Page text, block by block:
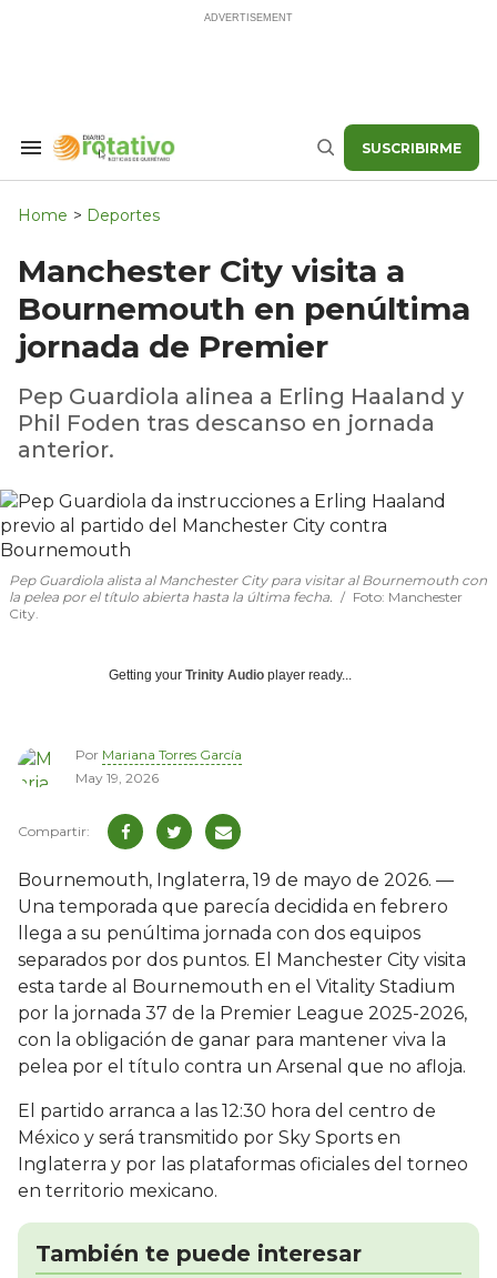
Search
Navigation
Buscar SUSCRIBIRME
Home > Deportes
Manchester City visita a
Bournemouth en penúltima
jornada de Premier
Pep Guardiola alinea a Erling Haaland y
Phil Foden tras descanso en jornada
anterior.
Pep Guardiola alista al Manchester City para visitar al Bournemouth con
la pelea por el título abierta hasta la última fecha.
Foto: Manchester
City.
Getting your Trinity Audio player ready...
Por Mariana Torres García
May 19, 2026
Bournemouth, Inglaterra, 19 de mayo de 2026. —
Una temporada que parecía decidida en febrero
llega a su penúltima jornada con dos equipos
separados por dos puntos. El Manchester City visita
esta tarde al Bournemouth en el Vitality Stadium
por la jornada 37 de la Premier League 2025-2026,
con la obligación de ganar para mantener viva la
pelea por el título contra un Arsenal que no afloja.
El partido arranca a las 12:30 hora del centro de
México y será transmitido por Sky Sports en
Inglaterra y por las plataformas oficiales del torneo
en territorio mexicano.
También te puede interesar